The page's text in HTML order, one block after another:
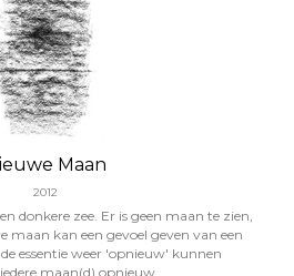
Maan
2012
donkere zee. Er is geen maan te zien,
maan kan een gevoel geven van een
essentie weer 'opnieuw' kunnen
maan(d) opnieuw.